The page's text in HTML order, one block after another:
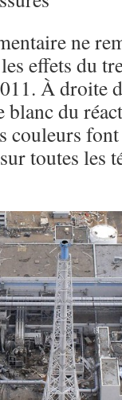
ne
effets du
À droite
blanc du
couleurs
toutes les